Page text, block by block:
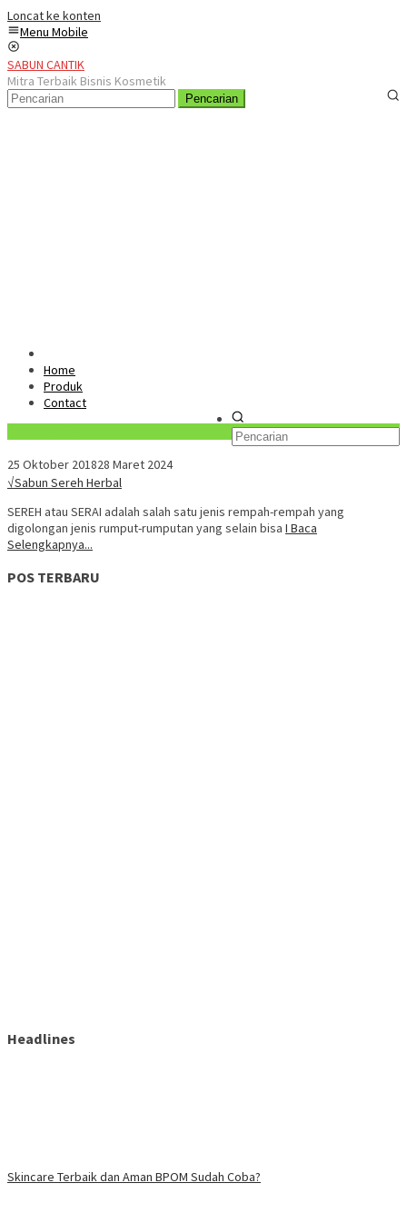
Loncat ke konten
Menu Mobile
SABUN CANTIK
Mitra Terbaik Bisnis Kosmetik
Pencarian
Home
Produk
Contact
25 Oktober 201828 Maret 2024
√Sabun Sereh Herbal
SEREH atau SERAI adalah salah satu jenis rempah-rempah yang
digolongan jenis rumput-rumputan yang selain bisa I Baca
Selengkapnya...
POS TERBARU
Headlines
Skincare Terbaik dan Aman BPOM Sudah Coba?